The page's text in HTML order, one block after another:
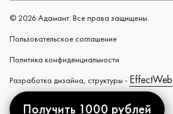
© 2026 Адамант. Все права защищены.
Пользовательское cоглашение
Политика конфиденциальности
Разработка дизайна, структуры - EffectWeb
Получить 1000 рублей